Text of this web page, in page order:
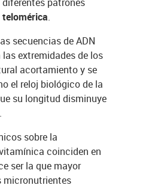
patrones
.
secuencias de ADN
extremidades de los
acortamiento y se
el reloj biológico de la
su longitud disminuye
sobre la
coinciden en
ser la que mayor
micronutrientes